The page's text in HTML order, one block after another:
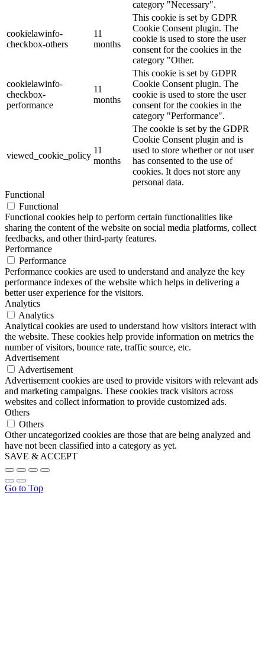
category "Necessary".
cookielawinfo-
checkbox-others
11
months
This cookie is set by GDPR
Cookie Consent plugin. The
cookie is used to store the user
consent for the cookies in the
category "Other.
cookielawinfo-
checkbox-
performance
11
months
This cookie is set by GDPR
Cookie Consent plugin. The
cookie is used to store the user
consent for the cookies in the
category "Performance".
viewed_cookie_policy
11
months
The cookie is set by the GDPR
Cookie Consent plugin and is
used to store whether or not user
has consented to the use of
cookies. It does not store any
personal data.
Functional
Functional
Functional cookies help to perform certain functionalities like
sharing the content of the website on social media platforms, collect
feedbacks, and other third-party features.
Performance
Performance
Performance cookies are used to understand and analyze the key
performance indexes of the website which helps in delivering a
better user experience for the visitors.
Analytics
Analytics
Analytical cookies are used to understand how visitors interact with
the website. These cookies help provide information on metrics the
number of visitors, bounce rate, traffic source, etc.
Advertisement
Advertisement
Advertisement cookies are used to provide visitors with relevant ads
and marketing campaigns. These cookies track visitors across
websites and collect information to provide customized ads.
Others
Others
Other uncategorized cookies are those that are being analyzed and
have not been classified into a category as yet.
SAVE & ACCEPT
Go to Top